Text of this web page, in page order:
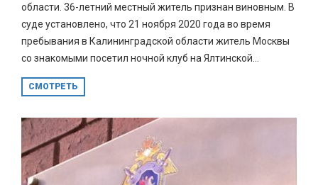
области. 36-летний местный житель признан виновным. В
суде установлено, что 21 ноября 2020 года во время
пребывания в Калининградской области житель Москвы
со знакомыми посетил ночной клуб на Ялтинской...
СМОТРЕТЬ